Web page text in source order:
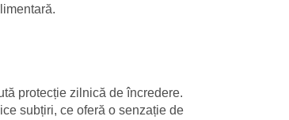
protecție zilnică de încredere.
subțiri, ce oferă o senzație de